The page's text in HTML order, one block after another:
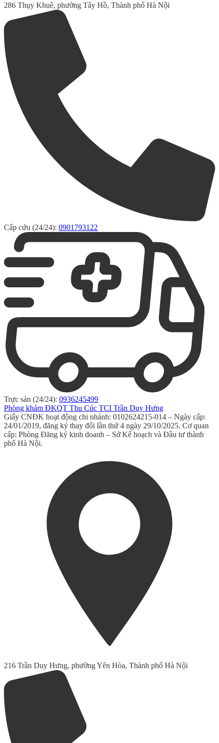
286 Thụy Khuê, phường Tây Hồ, Thành phố Hà Nội
Cấp cứu (24/24): 0901793122
Trực sản (24/24): 0936245499
Phòng khám ĐKQT Thu Cúc TCI Trần Duy Hưng
Giấy CNĐK hoạt động chi nhánh: 0102624215-014 – Ngày cấp:
24/01/2019, đăng ký thay đổi lần thứ 4 ngày 29/10/2025. Cơ quan
cấp: Phòng Đăng ký kinh doanh – Sở Kế hoạch và Đầu tư thành
phố Hà Nội.
216 Trần Duy Hưng, phường Yên Hòa, Thành phố Hà Nội